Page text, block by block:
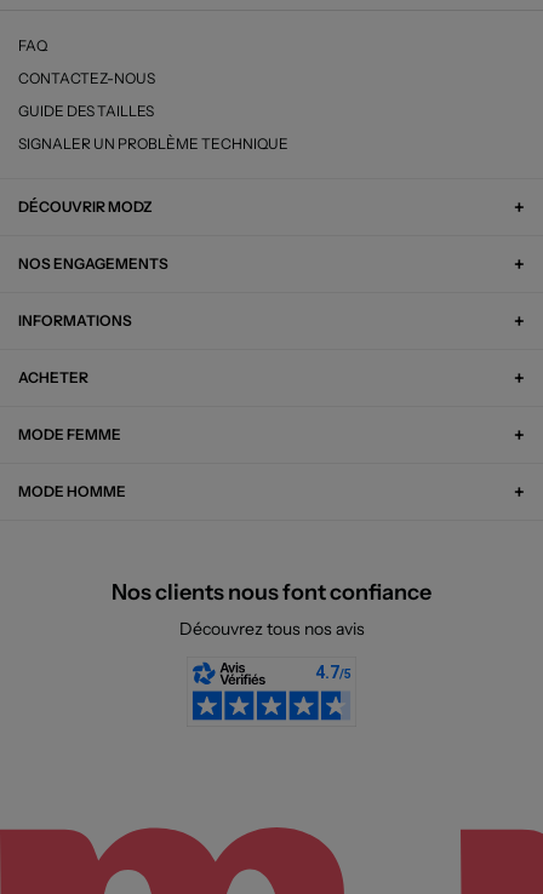
FAQ
CONTACTEZ-NOUS
GUIDE DES TAILLES
SIGNALER UN PROBLÈME TECHNIQUE
DÉCOUVRIR MODZ
NOS ENGAGEMENTS
INFORMATIONS
ACHETER
MODE FEMME
MODE HOMME
Nos clients nous font confiance
Découvrez tous nos avis